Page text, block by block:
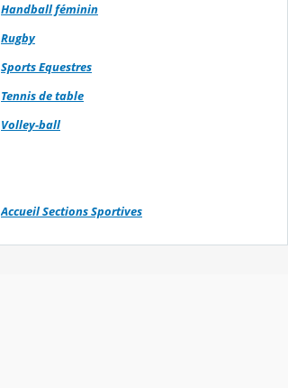
Handball féminin
Rugby
Sports Equestres
Tennis de table
Volley-ball
Accueil Sections Sportives